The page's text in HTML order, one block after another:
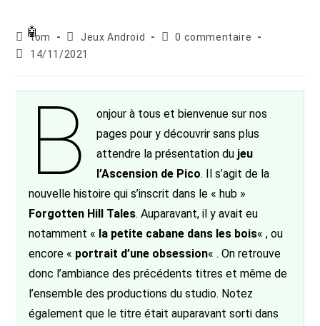
Auteur/autrice
de
tom
Post
category:
Jeux Android
Commentaires
0 commentaire
Publication
14/11/2021
B
onjour à tous et bienvenue sur nos
pages pour y découvrir sans plus
attendre la présentation du jeu
l’Ascension de Pico. Il s’agit de la
nouvelle histoire qui s’inscrit dans le « hub »
Forgotten Hill Tales. Auparavant, il y avait eu
notamment « la petite cabane dans les bois« , ou
encore « portrait d’une obsession« . On retrouve
donc l’ambiance des précédents titres et même de
l’ensemble des productions du studio. Notez
également que le titre était auparavant sorti dans